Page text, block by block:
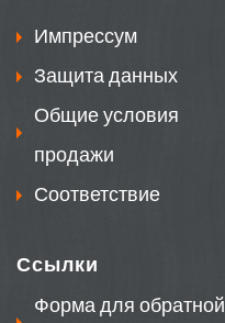
Импрессум
Защита данных
Общие условия
продажи
Соответствие
Ссылки
Форма для обратной